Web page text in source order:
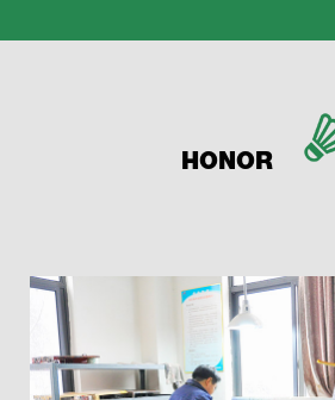
HONOR